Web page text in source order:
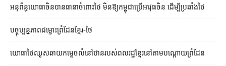
អនុព័ន្ធយោធាចិនបានធានាចំពោះថៃ មិនឱ្យកម្ពុជាប្រើអាវុធចិន ដើម្បីប្រឆាំងថៃ
បច្ចុប្បន្នភាពជម្លោះព្រំដែនខ្មែរ-ថៃ
យោធាថៃឈូសឆាយកម្ទេចលំនៅឋានរបស់ពលរដ្ឋខ្មែរនៅតាមបណ្ដោយព្រំដែន